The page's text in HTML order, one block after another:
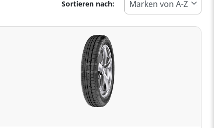
Sortieren nach: